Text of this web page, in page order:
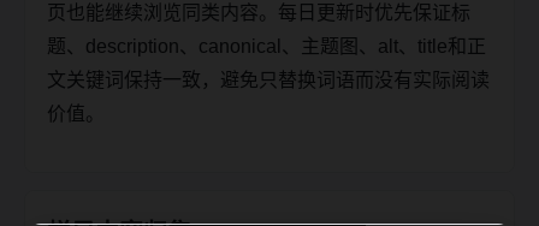
页也能继续浏览同类内容。每日更新时优先保证标
题、description、canonical、主题图、alt、title和正
文关键词保持一致，避免只替换词语而没有实际阅读
价值。